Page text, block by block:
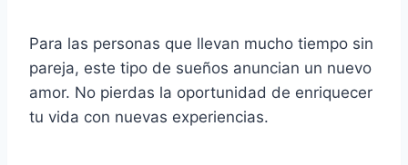
Para las personas que llevan mucho tiempo sin
pareja, este tipo de sueños anuncian un nuevo
amor. No pierdas la oportunidad de enriquecer
tu vida con nuevas experiencias.